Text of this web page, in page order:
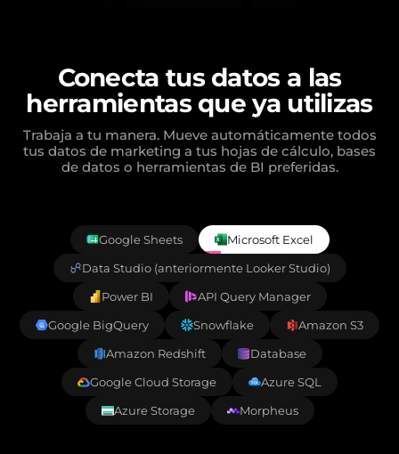
Conecta tus datos a las
herramientas que ya utilizas
Trabaja a tu manera. Mueve automáticamente todos
tus datos de marketing a tus hojas de cálculo, bases
de datos o herramientas de BI preferidas.
Google Sheets
Microsoft Excel
Data Studio (anteriormente Looker Studio)
Power BI
API Query Manager
Google BigQuery
Snowflake
Amazon S3
Amazon Redshift
Database
Google Cloud Storage
Azure SQL
Azure Storage
Morpheus